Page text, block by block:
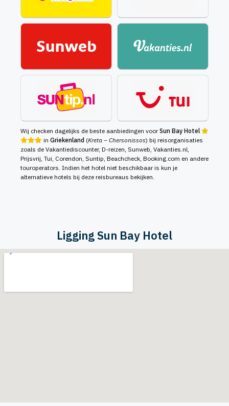
Wij checken dagelijks de beste aanbiedingen voorSun Bay Hotel
in Griekenland (Kreta – Chersonissos) bij reisorganisaties
zoals de Vakantiediscounter, D-reizen, Sunweb, Vakanties.nl,
Prijsvrij, Tui, Corendon, Suntip, Beachcheck, Booking.com en andere
touroperators. Indien het hotel niet beschikbaar is kun je
alternatieve hotels bij deze reisbureaus bekijken.
Ligging Sun Bay Hotel